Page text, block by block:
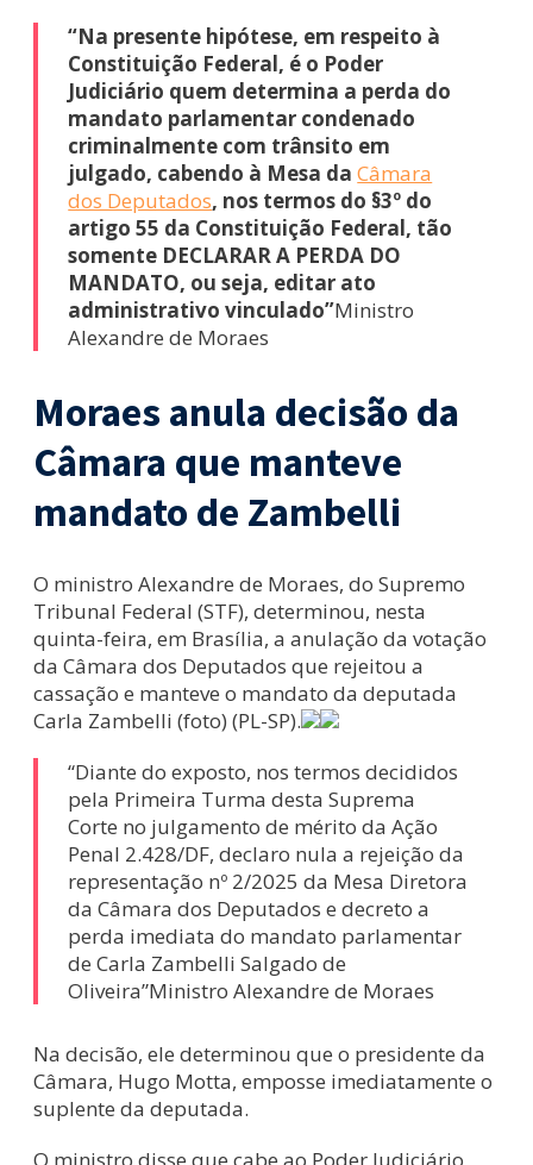
“Na presente hipótese, em respeito à
Constituição Federal, é o Poder
Judiciário quem determina a perda do
mandato parlamentar condenado
criminalmente com trânsito em
julgado, cabendo à Mesa daCâmara
dos Deputados, nos termos do §3º do
artigo 55 da Constituição Federal, tão
somente DECLARAR A PERDA DO
MANDATO, ou seja, editar ato
administrativo vinculado”Ministro
Alexandre de Moraes
Moraes anula decisão da
Câmara que manteve
mandato de Zambelli
O ministro Alexandre de Moraes, do Supremo
Tribunal Federal (STF), determinou, nesta
quinta-feira, em Brasília, a anulação da votação
da Câmara dos Deputados que rejeitou a
cassação e manteve o mandato da deputada
Carla Zambelli (foto) (PL-SP).
“Diante do exposto, nos termos decididos
pela Primeira Turma desta Suprema
Corte no julgamento de mérito da Ação
Penal 2.428/DF, declaro nula a rejeição da
representação nº 2/2025 da Mesa Diretora
da Câmara dos Deputados e decreto a
perda imediata do mandato parlamentar
de Carla Zambelli Salgado de
Oliveira”Ministro Alexandre de Moraes
Na decisão, ele determinou que o presidente da
Câmara, Hugo Motta, emposse imediatamente o
suplente da deputada.
O ministro disse que cabe ao Poder Judiciário